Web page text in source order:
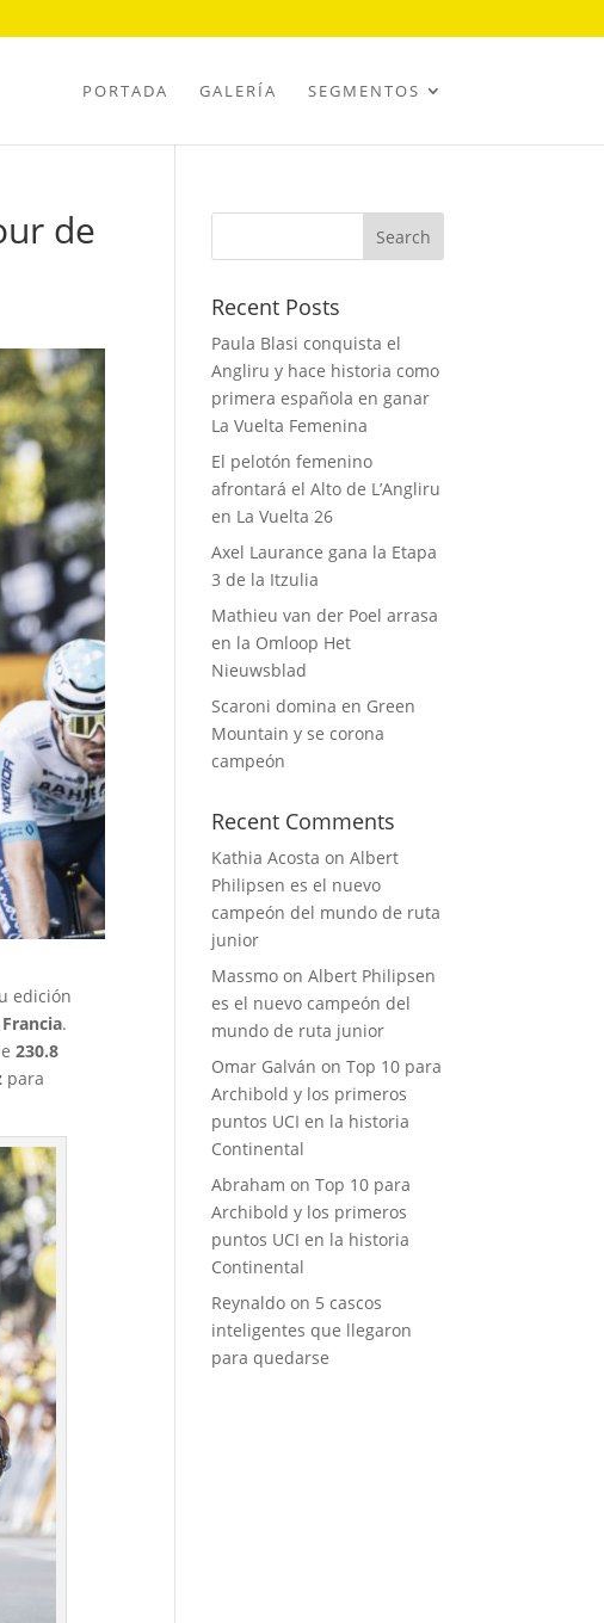
PORTADA GALERÍA SEGMENTOS
de
edición
.
230.8
para
Recent Posts
Paula Blasi conquista el
Angliru y hace historia como
primera española en ganar
La Vuelta Femenina
El pelotón femenino
afrontará el Alto de L’Angliru
en La Vuelta 26
Axel Laurance gana la Etapa
3 de la Itzulia
Mathieu van der Poel arrasa
en la Omloop Het
Nieuwsblad
Scaroni domina en Green
Mountain y se corona
campeón
Recent Comments
Kathia Acosta onAlbert
Philipsen es el nuevo
campeón del mundo de ruta
junior
Massmo onAlbert Philipsen
es el nuevo campeón del
mundo de ruta junior
Omar Galván onTop 10 para
Archibold y los primeros
puntos UCI en la historia
Continental
Abraham onTop 10 para
Archibold y los primeros
puntos UCI en la historia
Continental
Reynaldo on 5 cascos
inteligentes que llegaron
para quedarse